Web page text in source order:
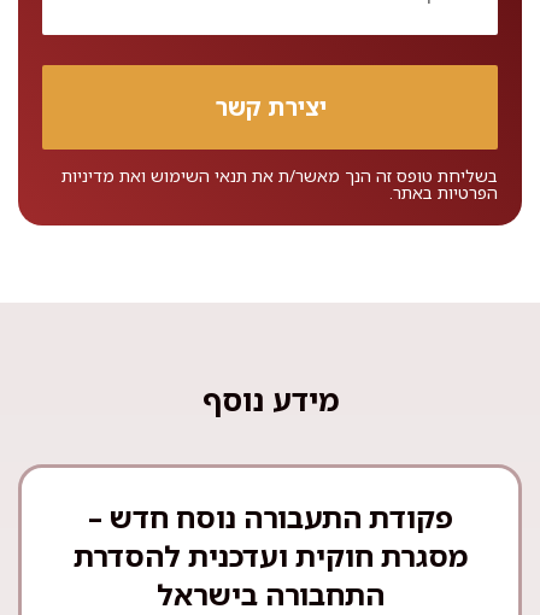
בשליחת טופס זה הנך מאשר/ת את תנאי השימוש ואת מדיניות
הפרטיות באתר.
מידע נוסף
פקודת התעבורה נוסח חדש –
מסגרת חוקית ועדכנית להסדרת
התחבורה בישראל